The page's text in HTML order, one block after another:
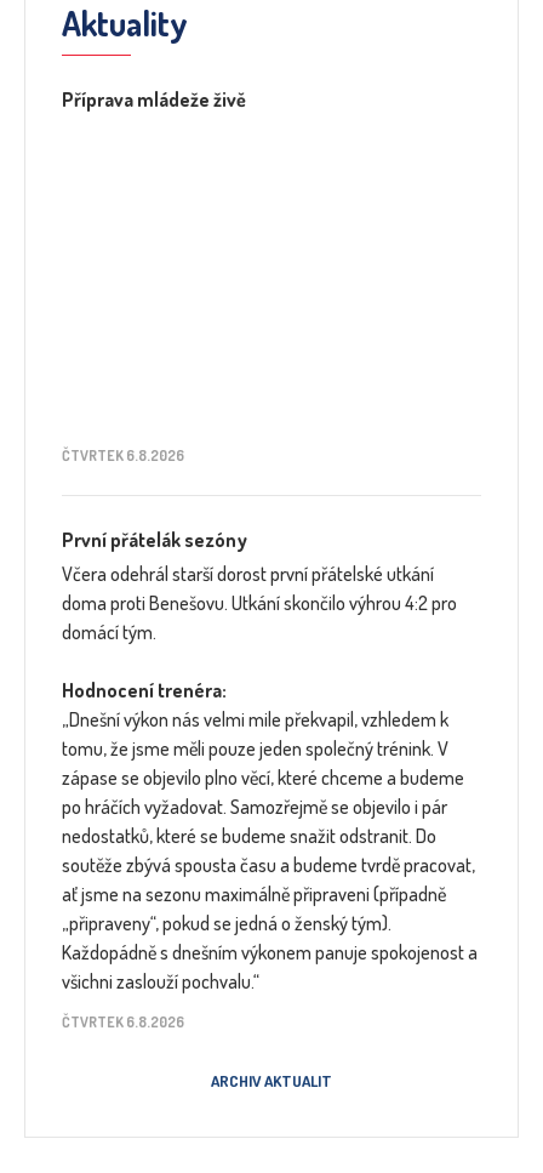
Aktuality
Příprava mládeže živě
ČTVRTEK 6.8.2026
První přátelák sezóny
Včera odehrál starší dorost první přátelské utkání
doma proti Benešovu. Utkání skončilo výhrou 4:2 pro
domácí tým.
Hodnocení trenéra:
„Dnešní výkon nás velmi mile překvapil, vzhledem k
tomu, že jsme měli pouze jeden společný trénink. V
zápase se objevilo plno věcí, které chceme a budeme
po hráčích vyžadovat. Samozřejmě se objevilo i pár
nedostatků, které se budeme snažit odstranit. Do
soutěže zbývá spousta času a budeme tvrdě pracovat,
ať jsme na sezonu maximálně připraveni (případně
„připraveny“, pokud se jedná o ženský tým).
Každopádně s dnešním výkonem panuje spokojenost a
všichni zaslouží pochvalu.“
ČTVRTEK 6.8.2026
ARCHIV AKTUALIT